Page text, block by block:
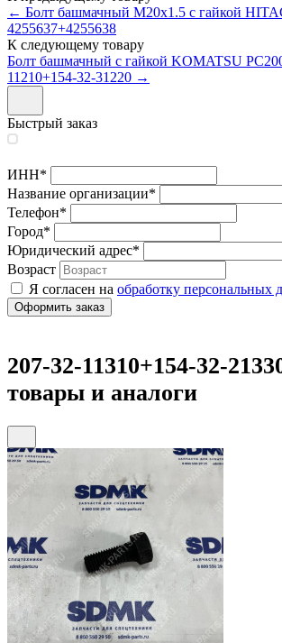
← Болт башмачный М20х1.5 с гайкой
4255637+4255638
К следующему товару
Болт башмачный с гайкой KOMATSU
11210+154-32-31220 →
Быстрый заказ
ИНН*
Название организации*
Телефон*
Город*
Юридический адрес*
Возраст
Я согласен на обработку персональных
207-32-11310+154-32-
товары и аналоги